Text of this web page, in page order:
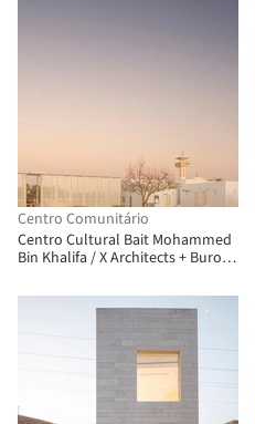
Centro Comunitário
Centro Cultural Bait Mohammed
Bin Khalifa / X Architects + Buro